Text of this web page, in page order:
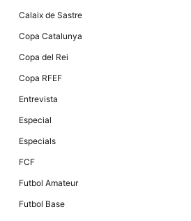
Calaix de Sastre
Copa Catalunya
Copa del Rei
Copa RFEF
Entrevista
Especial
Especials
FCF
Futbol Amateur
Futbol Base